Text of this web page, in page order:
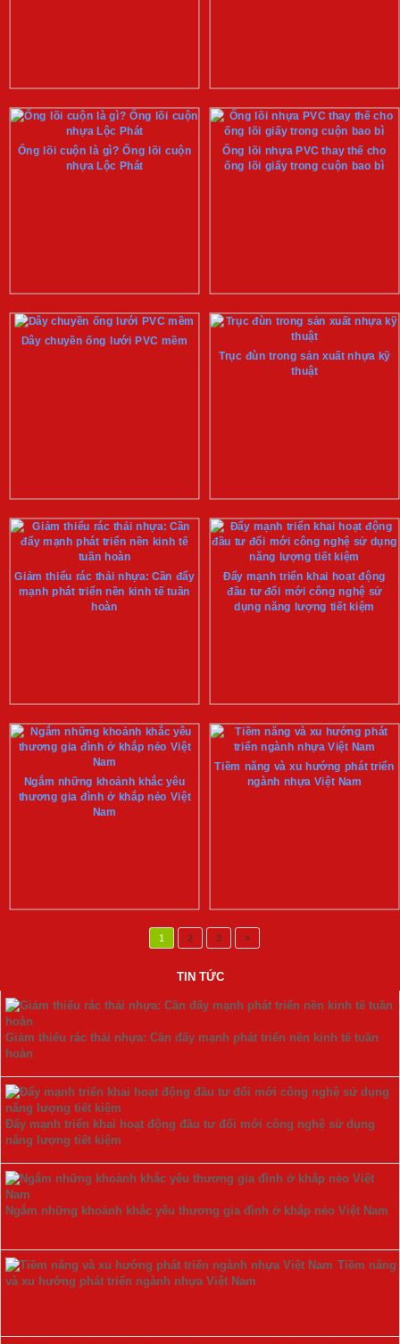
Ống lõi cuộn là gì? Ống lõi cuộn
nhựa Lộc Phát
Ống lõi nhựa PVC thay thế cho
ống lõi giấy trong cuộn bao bì
Dây chuyền ống lưới PVC mềm
Trục đùn trong sản xuất nhựa kỹ
thuật
Giảm thiểu rác thải nhựa: Cần đẩy
mạnh phát triển nền kinh tế tuần
hoàn
Đẩy mạnh triển khai hoạt động
đầu tư đổi mới công nghệ sử
dụng năng lượng tiết kiệm
Ngắm những khoảnh khắc yêu
thương gia đình ở khắp nẻo Việt
Nam
Tiềm năng và xu hướng phát triển
ngành nhựa Việt Nam
1 2 3 »
TIN TỨC
Giảm thiểu rác thải nhựa: Cần đẩy mạnh phát triển nền kinh tế tuần
hoàn
Đẩy mạnh triển khai hoạt động đầu tư đổi mới công nghệ sử dụng
năng lượng tiết kiệm
Ngắm những khoảnh khắc yêu thương gia đình ở khắp nẻo Việt Nam
Tiềm năng
và xu hướng phát triển ngành nhựa Việt Nam